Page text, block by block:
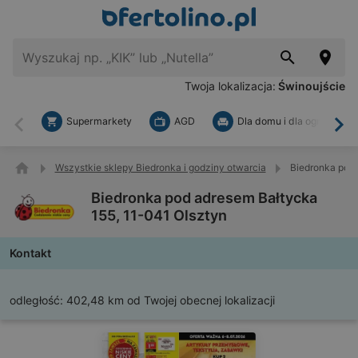
Twoja lokalizacja: Świnoujście
Wstecz
Supermarkety AGD Dla domu i dla ogrodu
Wszystkie sklepy Biedronka i godziny otwarcia Biedronka pod
Biedronka pod adresem Bałtycka
155, 11-041 Olsztyn
Kontakt
odległość: 402,48 km od Twojej obecnej lokalizacji